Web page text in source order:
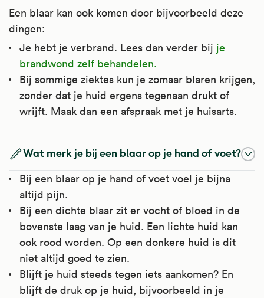
Een blaar kan ook komen door bijvoorbeeld deze
dingen:
Je hebt je verbrand. Lees dan verder bij je
brandwond zelf behandelen.
Bij sommige ziektes kun je zomaar blaren krijgen,
zonder dat je huid ergens tegenaan drukt of
wrijft. Maak dan een afspraak met je huisarts.
Wat merk je bij een blaar op je hand of voet?
Bij een blaar op je hand of voet voel je bijna
altijd pijn.
Bij een dichte blaar zit er vocht of bloed in de
bovenste laag van je huid. Een lichte huid kan
ook rood worden. Op een donkere huid is dit
niet altijd goed te zien.
Blijft je huid steeds tegen iets aankomen? En
blijft de druk op je huid, bijvoorbeeld in je